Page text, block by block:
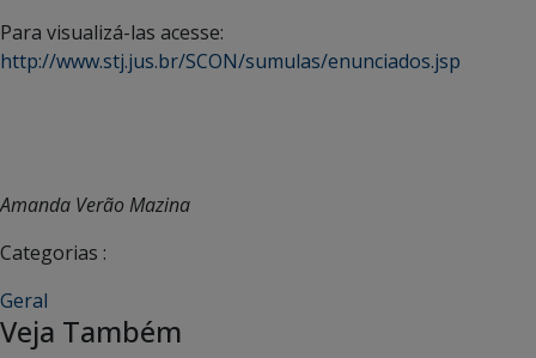
Para visualizá-las acesse:
http://www.stj.jus.br/SCON/sumulas/enunciados.jsp
Amanda Verão Mazina
Categorias :
Geral
Veja Também